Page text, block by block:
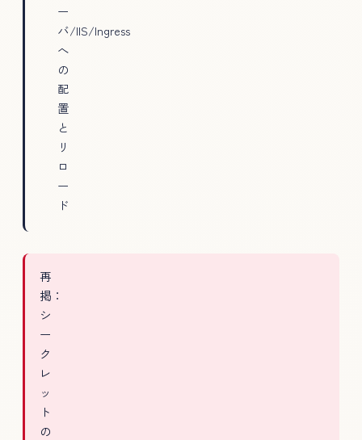
ー
バ/IIS/Ingress
へ
の
配
置
と
リ
ロ
ー
ド
再
掲：
シ
ー
ク
レ
ッ
ト
の